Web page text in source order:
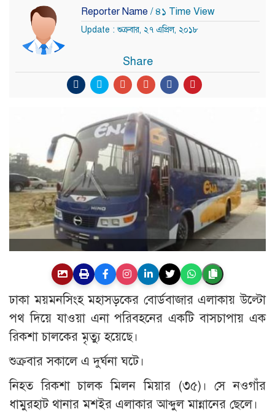
Reporter Name / ৪১ Time View
Update : শুক্রবার, ২৭ এপ্রিল, ২০১৮
Share
ঢাকা ময়মনসিংহ মহাসড়কের বোর্ডবাজার এলাকায় উল্টো
পথ দিয়ে যাওয়া এনা পরিবহনের একটি বাসচাপায় এক
রিকশা চালকের মৃত্যু হয়েছে।
শুক্রবার সকালে এ দুর্ঘনা ঘটে।
নিহত রিকশা চালক মিলন মিয়ার (৩৫)। সে নওগাঁর
ধামুরহাট থানার মশইর এলাকার আব্দুল মান্নানের ছেলে।